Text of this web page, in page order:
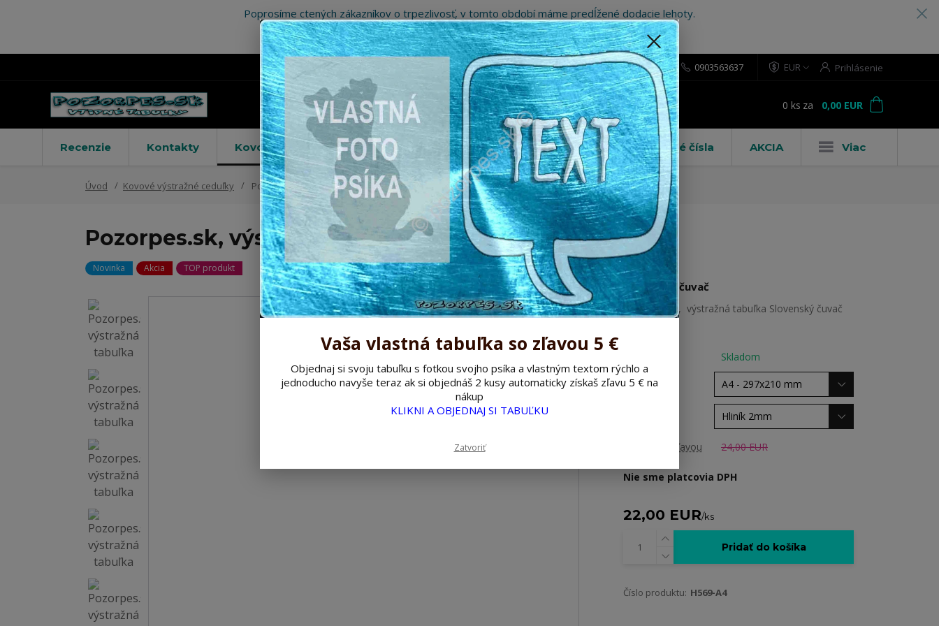
Poprosíme ctených zákazníkov o trpezlivosť, v tomto období máme predĺžené dodacie lehoty.
Preto sme Vám pripravili malý darček ako ospravedlnenie.
!!! ZĽAVA 5€ na PRVÚ objednávku nad 30€ s kódom pozorpes5 !!!
EUR Prihlásenie
Hľadať
0903563637
0 ks za 0,00 EUR
Recenzie Kontakty Kovové výstražné ceduľky Nerezové pieskované ceduľky Domové čísla AKCIA Viac
Úvod Kovové výstražné ceduľky Pozorpes.sk, výstražná tabuľka
Pozorpes.sk, výstražná tabuľka
Novinka Akcia TOP produkt
Slovenský čuvač
Pozorpes.sk, výstražná tabuľka Slovenský čuvač
Skladom
rozmer
Cena pred zľavou 24,00 EUR
Nie sme platcovia DPH
22,00 EUR/ks
Pridať do košíka
Číslo produktu: H569-A4
Vaša vlastná tabuľka so zľavou 5 €
Objednaj si svoju tabuľku s fotkou svojho psíka a vlastným textom rýchlo a
jednoducho navyše teraz ak si objednáš 2 kusy automaticky získaš zľavu 5 € na
nákup
KLIKNI A OBJEDNAJ SI TABUĽKU
Zatvoriť